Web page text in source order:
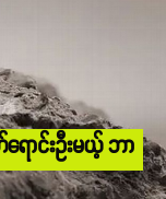
ောင်းဦးမယ့် ဘာ